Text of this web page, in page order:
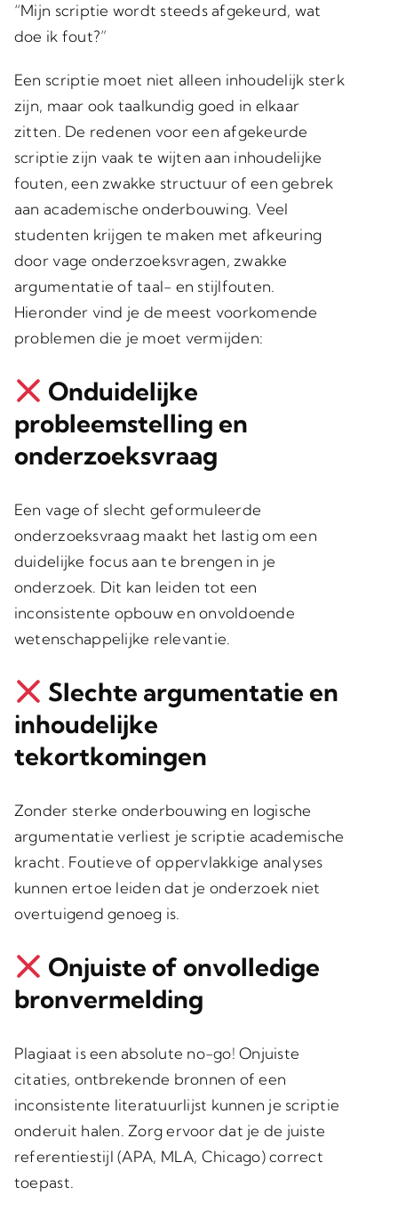
“Mijn scriptie wordt steeds afgekeurd, wat
doe ik fout?”
Een scriptie moet niet alleen inhoudelijk sterk
zijn, maar ook taalkundig goed in elkaar
zitten. De redenen voor een afgekeurde
scriptie zijn vaak te wijten aan inhoudelijke
fouten, een zwakke structuur of een gebrek
aan academische onderbouwing. Veel
studenten krijgen te maken met afkeuring
door vage onderzoeksvragen, zwakke
argumentatie of taal- en stijlfouten.
Hieronder vind je de meest voorkomende
problemen die je moet vermijden:
Onduidelijke
probleemstelling en
onderzoeksvraag
Een vage of slecht geformuleerde
onderzoeksvraag maakt het lastig om een
duidelijke focus aan te brengen in je
onderzoek. Dit kan leiden tot een
inconsistente opbouw en onvoldoende
wetenschappelijke relevantie.
Slechte argumentatie en
inhoudelijke
tekortkomingen
Zonder sterke onderbouwing en logische
argumentatie verliest je scriptie academische
kracht. Foutieve of oppervlakkige analyses
kunnen ertoe leiden dat je onderzoek niet
overtuigend genoeg is.
Onjuiste of onvolledige
bronvermelding
Plagiaat is een absolute no-go! Onjuiste
citaties, ontbrekende bronnen of een
inconsistente literatuurlijst kunnen je scriptie
onderuit halen. Zorg ervoor dat je de juiste
referentiestijl (APA, MLA, Chicago) correct
toepast.